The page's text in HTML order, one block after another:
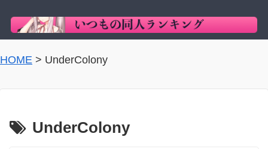
HOME > UnderColony
UnderColony